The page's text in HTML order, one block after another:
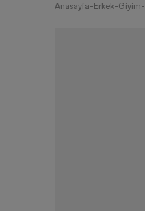
Anasayfa-Erkek-Giyim-